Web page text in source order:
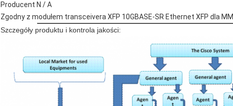
Producent N / A
Zgodny z modułem transceivera XFP 10GBASE-SR Ethernet XFP dla MM
Szczegóły produktu i kontrola jakości: